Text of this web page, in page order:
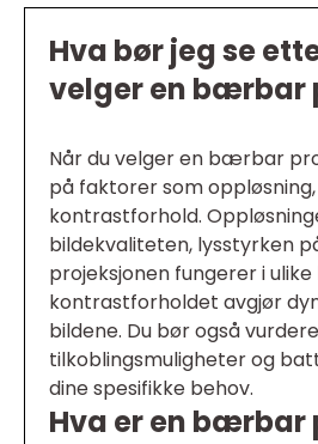
Hva bør jeg se
velger en bærbar
Når du velger en bærbar
på faktorer som
kontrastforhold.
bildekvaliteten, lysstyrken
projeksjonen fungerer i
kontrastforholdet avgjør
bildene. Du bør også vurdere
tilkoblingsmuligheter og
dine spesifikke behov.
Hva er en bærbar